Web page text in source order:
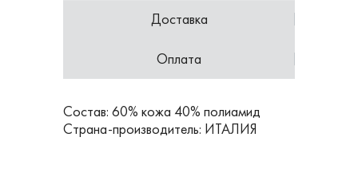
Доставка
Оплата
Состав: 60% кожа 40% полиамид
Страна-производитель: ИТАЛИЯ